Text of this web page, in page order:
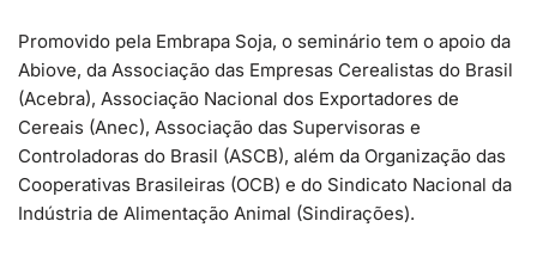
Promovido pela Embrapa Soja, o seminário tem o apoio da
Abiove, da Associação das Empresas Cerealistas do Brasil
(Acebra), Associação Nacional dos Exportadores de
Cereais (Anec), Associação das Supervisoras e
Controladoras do Brasil (ASCB), além da Organização das
Cooperativas Brasileiras (OCB) e do Sindicato Nacional da
Indústria de Alimentação Animal (Sindirações).